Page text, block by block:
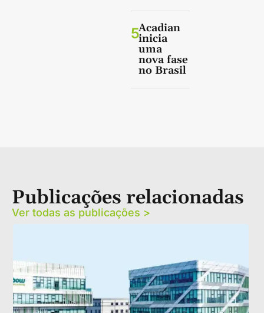
5Acadian
inicia
uma
nova fase
no Brasil
Publicações relacionadas
Ver todas as publicações >